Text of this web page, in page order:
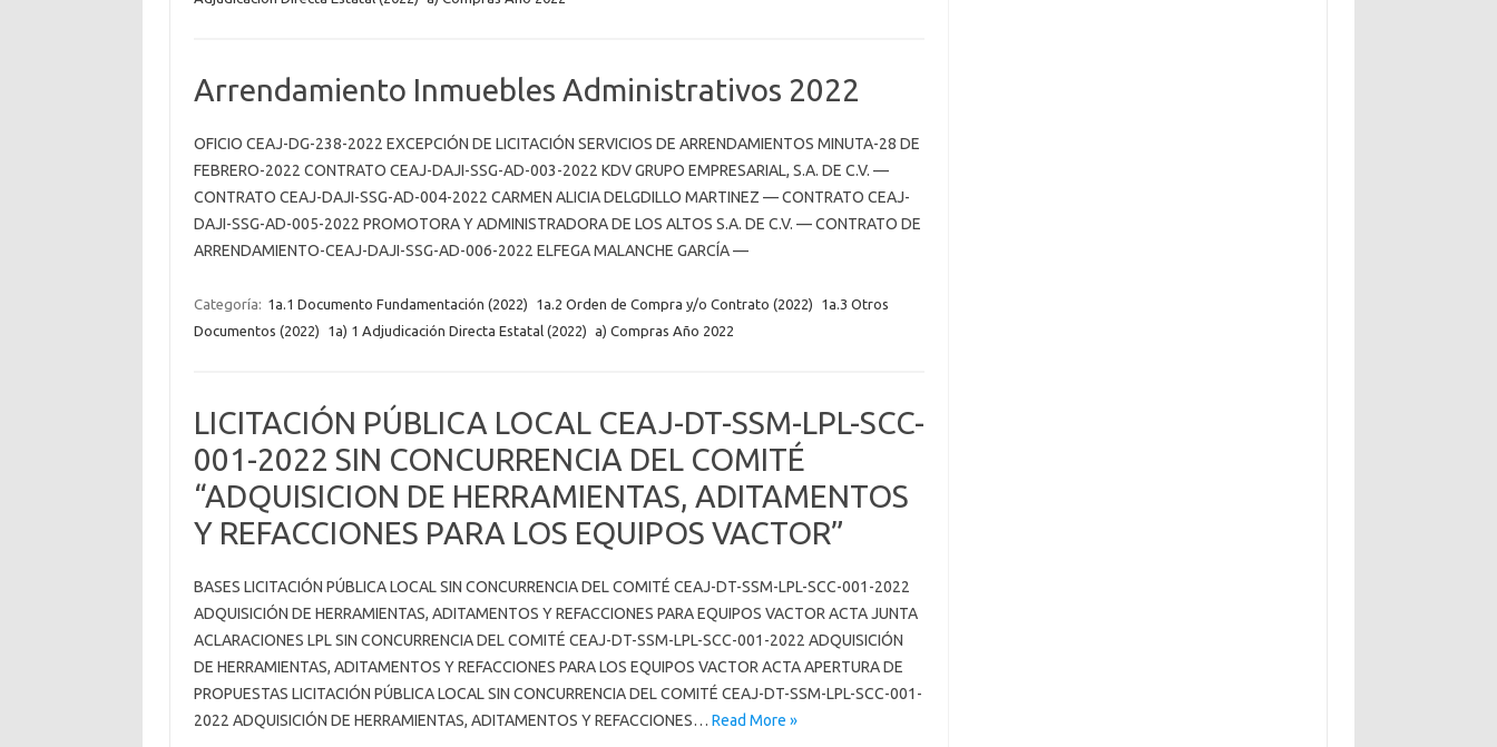
Arrendamiento Inmuebles Administrativos 2022
OFICIO CEAJ-DG-238-2022 EXCEPCIÓN DE LICITACIÓN SERVICIOS DE ARRENDAMIENTOS MINUTA-28 DE
FEBRERO-2022 CONTRATO CEAJ-DAJI-SSG-AD-003-2022 KDV GRUPO EMPRESARIAL, S.A. DE C.V. —
CONTRATO CEAJ-DAJI-SSG-AD-004-2022 CARMEN ALICIA DELGDILLO MARTINEZ — CONTRATO CEAJ-
DAJI-SSG-AD-005-2022 PROMOTORA Y ADMINISTRADORA DE LOS ALTOS S.A. DE C.V. — CONTRATO DE
ARRENDAMIENTO-CEAJ-DAJI-SSG-AD-006-2022 ELFEGA MALANCHE GARCÍA —
Categoría: 1a.1 Documento Fundamentación (2022) 1a.2 Orden de Compra y/o Contrato (2022)
1a.3 Otros
Documentos (2022)
1a) 1 Adjudicación Directa Estatal (2022) a) Compras Año 2022
LICITACIÓN PÚBLICA LOCAL CEAJ-DT-SSM-LPL-SCC-
001-2022 SIN CONCURRENCIA DEL COMITÉ
“ADQUISICION DE HERRAMIENTAS, ADITAMENTOS
Y REFACCIONES PARA LOS EQUIPOS VACTOR”
BASES LICITACIÓN PÚBLICA LOCAL SIN CONCURRENCIA DEL COMITÉ CEAJ-DT-SSM-LPL-SCC-001-2022
ADQUISICIÓN DE HERRAMIENTAS, ADITAMENTOS Y REFACCIONES PARA EQUIPOS VACTOR ACTA JUNTA
ACLARACIONES LPL SIN CONCURRENCIA DEL COMITÉ CEAJ-DT-SSM-LPL-SCC-001-2022 ADQUISICIÓN
DE HERRAMIENTAS, ADITAMENTOS Y REFACCIONES PARA LOS EQUIPOS VACTOR ACTA APERTURA DE
PROPUESTAS LICITACIÓN PÚBLICA LOCAL SIN CONCURRENCIA DEL COMITÉ CEAJ-DT-SSM-LPL-SCC-001-
2022 ADQUISICIÓN DE HERRAMIENTAS, ADITAMENTOS Y REFACCIONES… Read More »